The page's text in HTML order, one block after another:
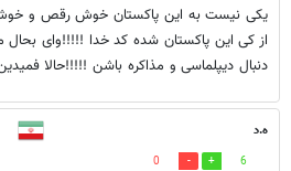
یکی نیست به این پاکستان خوش رقص و خوش
از کی این پاکستان شده کد خدا !!!!!وای بحال
دنبال دیپلماسی و مذاکره باشن !!!!!حالا
ه.د
6
0